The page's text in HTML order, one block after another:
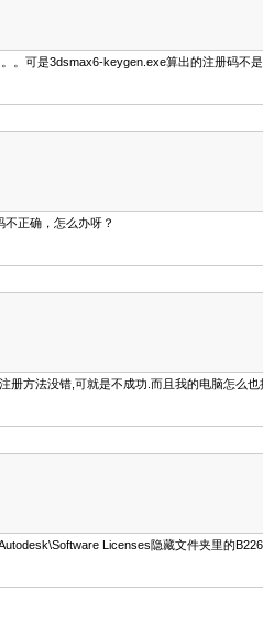
。可是3dsmax6-keygen.exe算出的注册码不
正确，怎么办呀？
方法没错,可就是不成功.而且我的电脑怎么
Licenses隐藏文件夹里的